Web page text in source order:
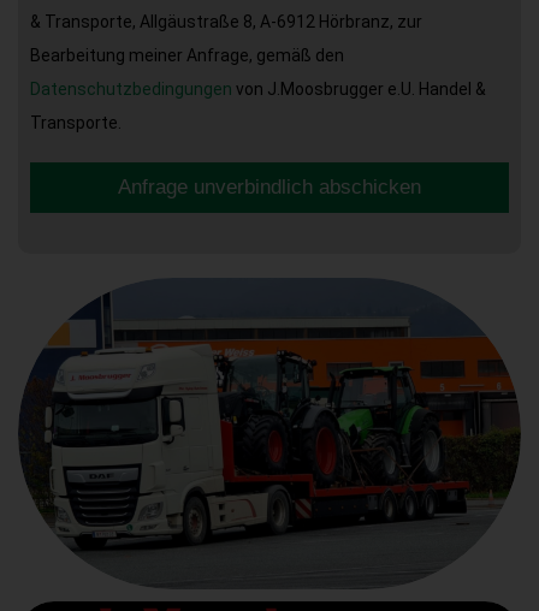
& Transporte, Allgäustraße 8, A-6912 Hörbranz, zur
Bearbeitung meiner Anfrage, gemäß den
Datenschutzbedingungen von J.Moosbrugger e.U. Handel &
Transporte.
Anfrage unverbindlich abschicken